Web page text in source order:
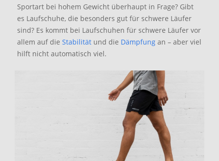
Sportart bei hohem Gewicht überhaupt in Frage? Gibt
es Laufschuhe, die besonders gut für schwere Läufer
sind? Es kommt bei Laufschuhen für schwere Läufer vor
allem auf die Stabilität und die Dämpfung an – aber viel
hilft nicht automatisch viel.